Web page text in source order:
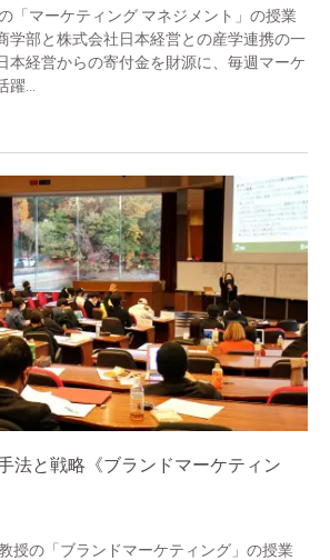
「マーケティング マネジメント」の授業
学部と株式会社日本経営との産学連携の一
本経営からの寄付金を財源に、毎週マーケ
...
法と戦略《ブランドマーケティン
授の「ブランドマーケティング」の授業